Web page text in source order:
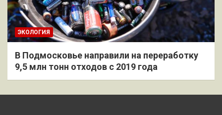
ЭКОЛОГИЯ
В Подмосковье направили на переработку
9,5 млн тонн отходов с 2019 года